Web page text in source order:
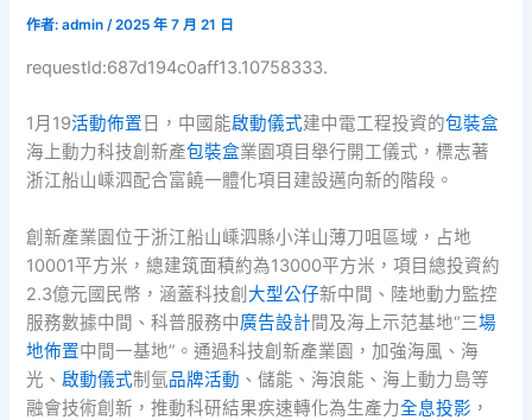
作者:admin/2025 年 7 月 21 日
requestId:687d194c0aff13.10758333.
1月19活動佈置 日，中國能啟動儀式建中電工程投資的包裝盒
海上動力科技創新產包裝盒業園項目舉行開工儀式，標志著
浙江船山嵊泗配合富饒一體化項目建設邁向新的階段。
創新產業園位于浙江船山嵊泗縣小洋山薄刀咀區域，占地
10001平方米，總建筑面積約為13000平方米，項目總投資約
2.3億元國民幣，涵蓋科技創大型公仔新中間、陸地動力監控
服務數據中間、科普服務中廣告設計間及海上示范基地“三場
地佈置中間一基地”。通過科技創新產業園，加強海風、海
光、 啟動儀式制氫品牌活動 、儲能、海浪能、海上動力島等
融會技術創新，推動科研結果疾速轉化為生產力全息投影 ，